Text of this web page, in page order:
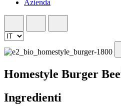
Azienda
Homestyle Burger
Ingredienti